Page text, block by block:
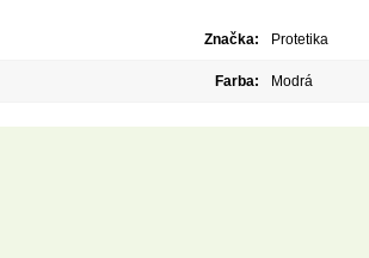
Značka: Protetika
Farba: Modrá